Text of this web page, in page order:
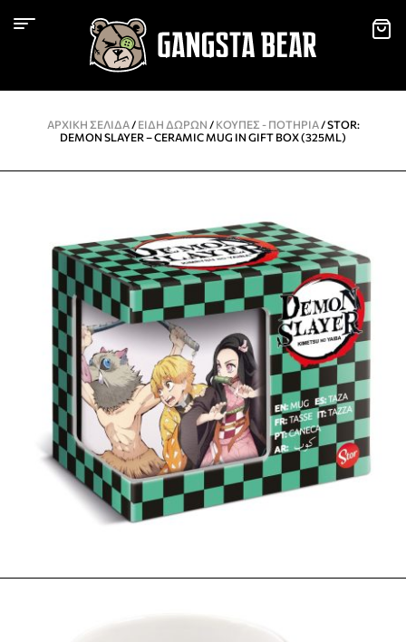
ΑΡΧΙΚΉ ΣΕΛΊΔΑ/ ΕΙΔΗ ΔΩΡΩΝ / KΟΎΠΕΣ - ΠΟΤΉΡΙΑ/ STOR:
DEMON SLAYER – CERAMIC MUG IN GIFT BOX (325ML)